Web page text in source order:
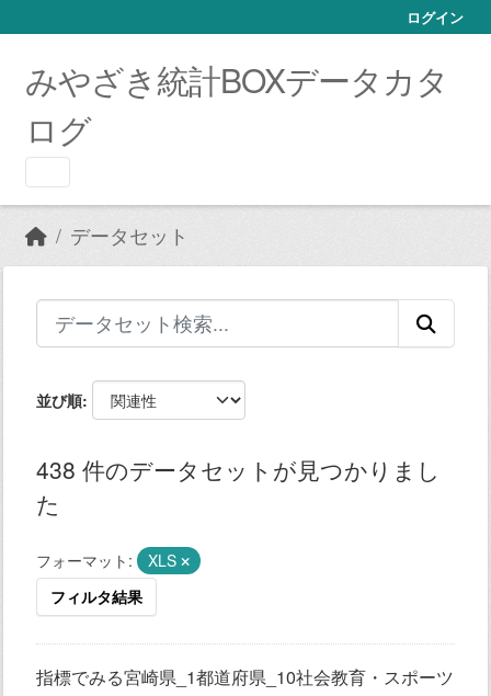
ログイン
みやざき統計BOXデータカタ
ログ
データセット
並び順
438 件のデータセットが見つかりまし
た
フォーマット:
XLS
フィルタ結果
指標でみる宮崎県_1都道府県_10社会教育・スポーツ